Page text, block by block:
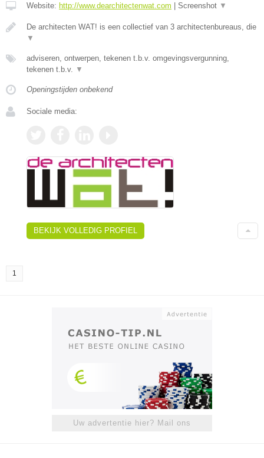
Website: http://www.dearchitectenwat.com Screenshot ▼
De architecten WAT! is een collectief van 3 architectenbureaus, die
▼
adviseren, ontwerpen, tekenen t.b.v. omgevingsvergunning,
tekenen t.b.v.
▼
Openingstijden onbekend
Sociale media:
BEKIJK VOLLEDIG PROFIEL
1
Uw advertentie hier? Mail ons